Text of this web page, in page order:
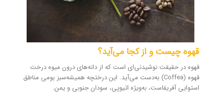
قهوه چیست و از کجا می‌آید؟
قهوه در حقیقت نوشیدنی‌ای است که از دانه‌های درون میوه درخت
قهوه (Coffea) به‌دست می‌آید. این درختچه همیشه‌سبز بومی مناطق
استوایی آفریقاست، به‌ویژه اتیوپی، سودان جنوبی و یمن.